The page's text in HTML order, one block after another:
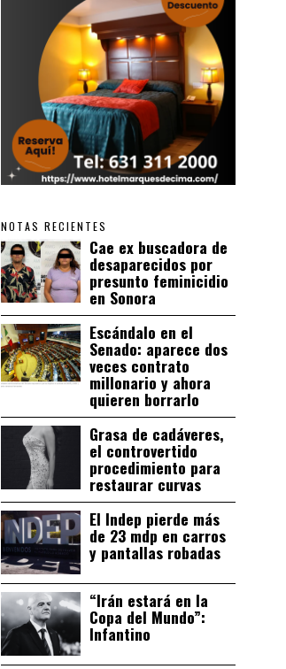
NOTAS RECIENTES
Cae ex buscadora de
desaparecidos por
presunto feminicidio
en Sonora
Escándalo en el
Senado: aparece dos
veces contrato
millonario y ahora
quieren borrarlo
Grasa de cadáveres,
el controvertido
procedimiento para
restaurar curvas
El Indep pierde más
de 23 mdp en carros
y pantallas robadas
“Irán estará en la
Copa del Mundo”:
Infantino